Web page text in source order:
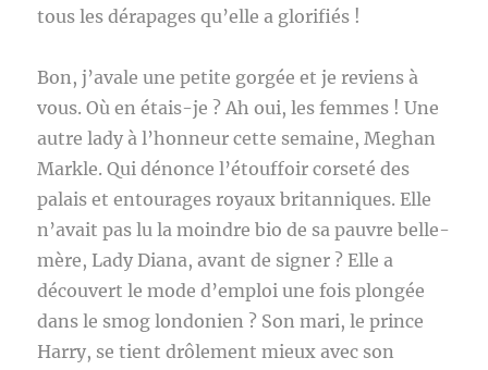
tous les dérapages qu’elle a glorifiés !
Bon, j’avale une petite gorgée et je reviens à
vous. Où en étais-je ? Ah oui, les femmes ! Une
autre lady à l’honneur cette semaine, Meghan
Markle. Qui dénonce l’étouffoir corseté des
palais et entourages royaux britanniques. Elle
n’avait pas lu la moindre bio de sa pauvre belle-
mère, Lady Diana, avant de signer ? Elle a
découvert le mode d’emploi une fois plongée
dans le smog londonien ? Son mari, le prince
Harry, se tient drôlement mieux avec son